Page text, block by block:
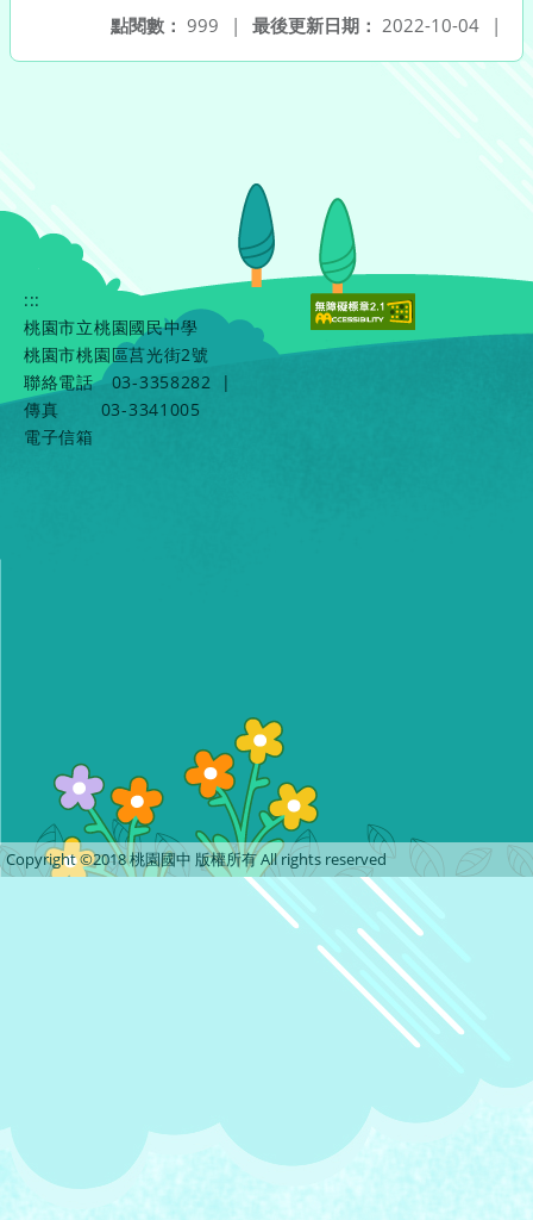
最後更新日期： 2022-10-04 |
點閱數： 999 |
:::
桃園市立桃園國民中學
桃園市桃園區莒光街2號
聯絡電話
03-3358282
|
傳真
03-3341005
電子信箱
Copyright ©2018 桃園國中 版權所有 All rights reserved